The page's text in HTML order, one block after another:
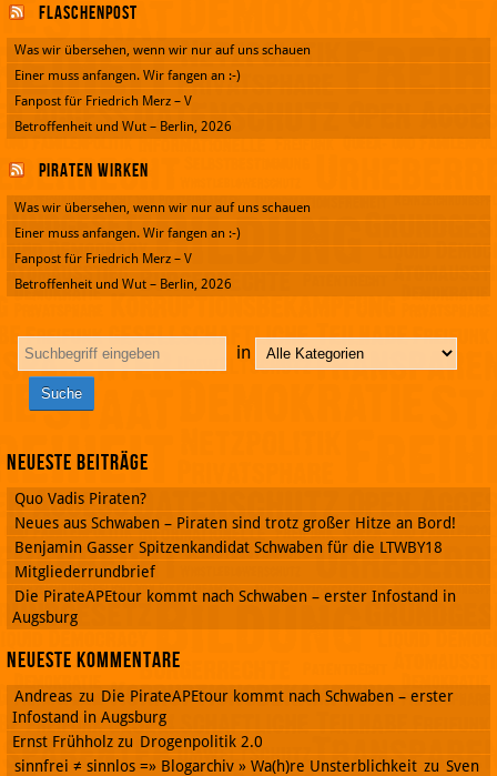
Flaschenpost
Was wir übersehen, wenn wir nur auf uns schauen
Einer muss anfangen. Wir fangen an :-)
Fanpost für Friedrich Merz – V
Betroffenheit und Wut – Berlin, 2026
Piraten wirken
Was wir übersehen, wenn wir nur auf uns schauen
Einer muss anfangen. Wir fangen an :-)
Fanpost für Friedrich Merz – V
Betroffenheit und Wut – Berlin, 2026
in
Neueste Beiträge
Quo Vadis Piraten?
Neues aus Schwaben – Piraten sind trotz großer Hitze an Bord!
Benjamin Gasser Spitzenkandidat Schwaben für die LTWBY18
Mitgliederrundbrief
Die PirateAPEtour kommt nach Schwaben – erster Infostand in
Augsburg
Neueste Kommentare
Andreas zu Die PirateAPEtour kommt nach Schwaben – erster
Infostand in Augsburg
Ernst Frühholz zu Drogenpolitik 2.0
sinnfrei ≠ sinnlos =» Blogarchiv » Wa(h)re Unsterblichkeit zu Sven